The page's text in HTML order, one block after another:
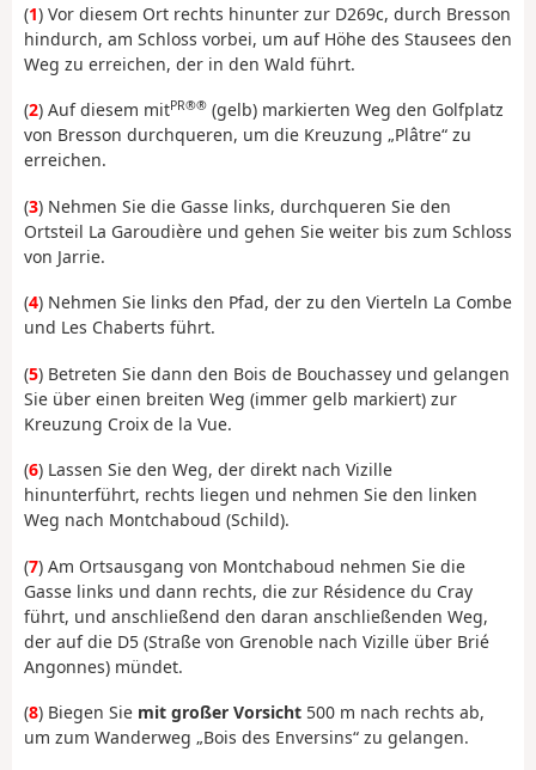
(1) Vor diesem Ort rechts hinunter zur D269c, durch Bresson
hindurch, am Schloss vorbei, um auf Höhe des Stausees den
Weg zu erreichen, der in den Wald führt.
(2) Auf diesem mitPR®® (gelb) markierten Weg den Golfplatz
von Bresson durchqueren, um die Kreuzung „Plâtre“ zu
erreichen.
(3) Nehmen Sie die Gasse links, durchqueren Sie den
Ortsteil La Garoudière und gehen Sie weiter bis zum Schloss
von Jarrie.
(4) Nehmen Sie links den Pfad, der zu den Vierteln La Combe
und Les Chaberts führt.
(5) Betreten Sie dann den Bois de Bouchassey und gelangen
Sie über einen breiten Weg (immer gelb markiert) zur
Kreuzung Croix de la Vue.
(6) Lassen Sie den Weg, der direkt nach Vizille
hinunterführt, rechts liegen und nehmen Sie den linken
Weg nach Montchaboud (Schild).
(7) Am Ortsausgang von Montchaboud nehmen Sie die
Gasse links und dann rechts, die zur Résidence du Cray
führt, und anschließend den daran anschließenden Weg,
der auf die D5 (Straße von Grenoble nach Vizille über Brié
Angonnes) mündet.
(8) Biegen Sie mit großer Vorsicht 500 m nach rechts ab,
um zum Wanderweg „Bois des Enversins“ zu gelangen.